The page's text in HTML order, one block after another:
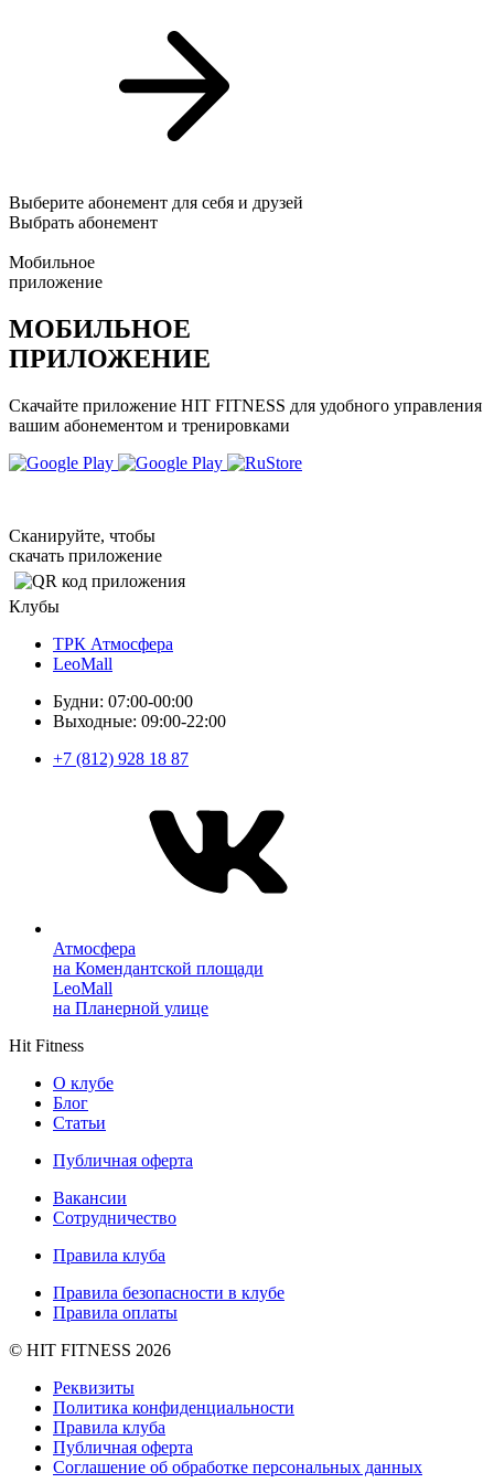
Выберите абонемент для себя и друзей
Выбрать абонемент
Мобильное
приложение
МОБИЛЬНОЕ
ПРИЛОЖЕНИЕ
Скачайте приложение HIT FITNESS для удобного управления
вашим абонементом и тренировками
Сканируйте, чтобы
скачать приложение
Клубы
ТРК Атмосфера
LeoMall
Будни: 07:00-00:00
Выходные: 09:00-22:00
+7 (812) 928 18 87
Атмосфера
на Комендантской площади
LeoMall
на Планерной улице
Hit Fitness
О клубе
Блог
Статьи
Публичная оферта
Вакансии
Сотрудничество
Правила клуба
Правила безопасности в клубе
Правила оплаты
© HIT FITNESS 2026
Реквизиты
Политика конфиденциальности
Правила клуба
Публичная оферта
Соглашение об обработке персональных данных